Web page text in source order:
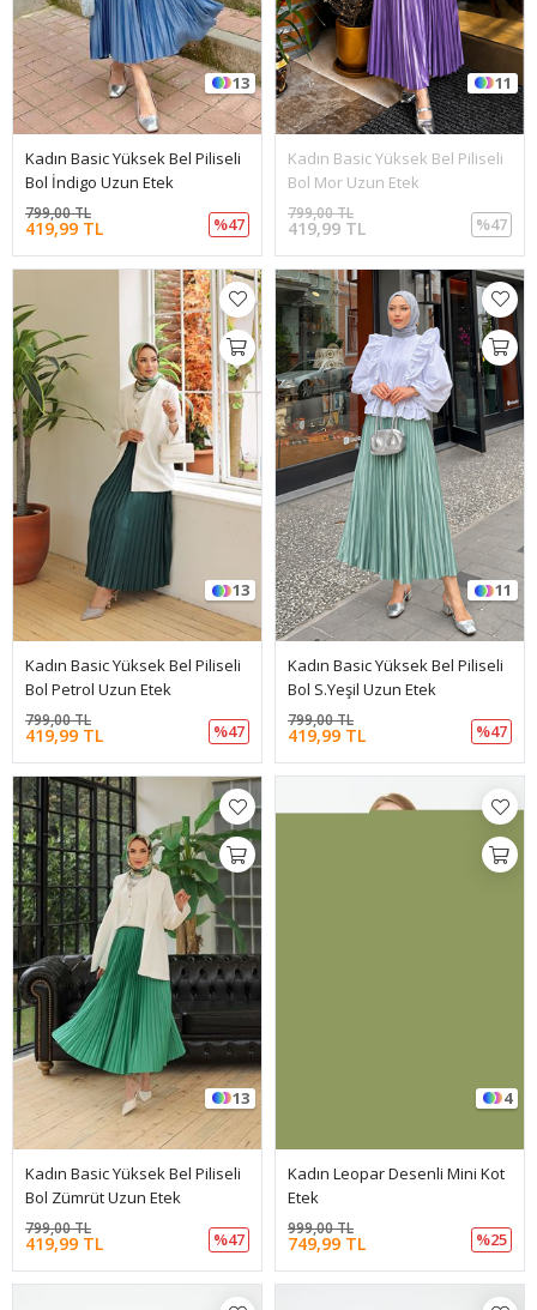
13
Kadın Basic Yüksek Bel Piliseli
Bol İndigo Uzun Etek
419,99 TL
799,00 TL
%47
11
Kadın Basic Yüksek Bel Piliseli
Bol Mor Uzun Etek
419,99 TL
799,00 TL
%47
13
Kadın Basic Yüksek Bel Piliseli
Bol Petrol Uzun Etek
419,99 TL
799,00 TL
%47
11
Kadın Basic Yüksek Bel Piliseli
Bol S.Yeşil Uzun Etek
419,99 TL
799,00 TL
%47
13
Kadın Basic Yüksek Bel Piliseli
Bol Zümrüt Uzun Etek
419,99 TL
799,00 TL
%47
4
Kadın Leopar Desenli Mini Kot
Etek
749,99 TL
999,00 TL
%25